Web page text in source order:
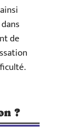
dans
de
?